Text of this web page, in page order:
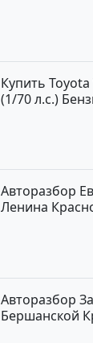
Купить
(1/70 л.с.)
Авторазбор
Ленина
Авторазбор
Бершанской